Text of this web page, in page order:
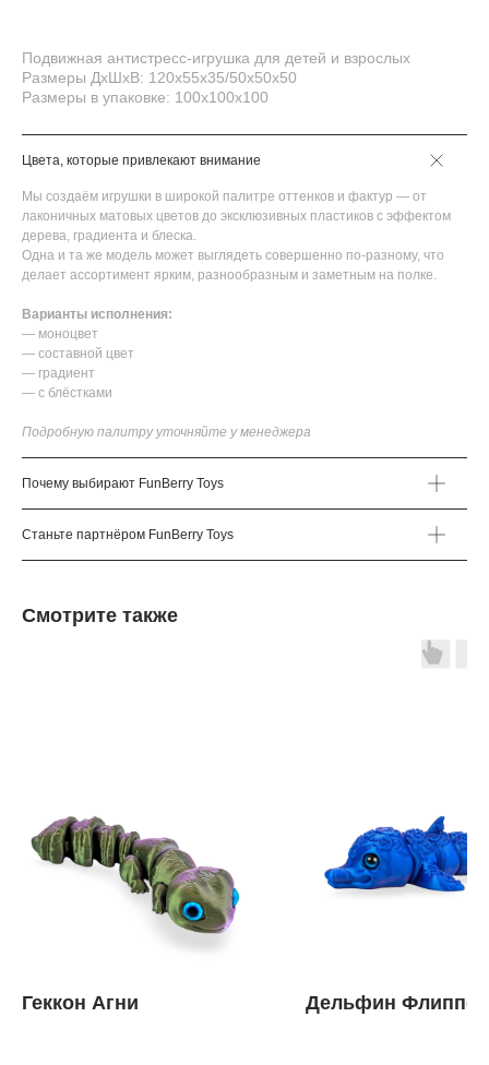
Подвижная антистресс-игрушка для детей и взрослых
Размеры ДхШхВ: 120х55х35/50х50х50
Размеры в упаковке: 100х100х100
Цвета, которые привлекают внимание
Мы создаём игрушки в широкой палитре оттенков и фактур — от
лаконичных матовых цветов до эксклюзивных пластиков с эффектом
дерева, градиента и блеска.
Одна и та же модель может выглядеть совершенно по-разному, что
делает ассортимент ярким, разнообразным и заметным на полке.
Варианты исполнения:
— моноцвет
— составной цвет
— градиент
— с блёстками
Подробную палитру уточняйте у менеджера
Почему выбирают FunBerry Toys
Станьте партнёром FunBerry Toys
Смотрите также
Геккон Агни Дельфин Флиппер